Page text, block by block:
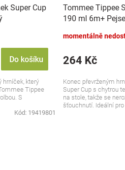
Super Cup
Do košíku
hrníček, který
Tippee
S
Kód: 19419801
Tommee Tippee
190 ml 6m+
momentálně
264 Kč
Konec převrženým
Super Cup s chytrou
na stole, takže se
šťouchnutí. Ideální